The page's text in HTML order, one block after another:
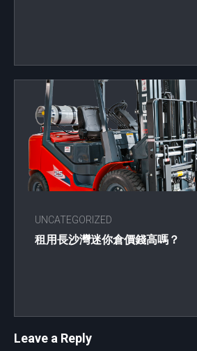
UNCATEGORIZED
租用長沙灣迷你倉價錢高嗎？
Leave a Reply